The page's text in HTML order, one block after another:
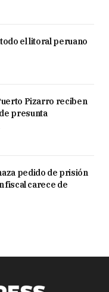
el litoral peruano
Pizarro reciben
presunta
pedido de prisión
fiscal carece de